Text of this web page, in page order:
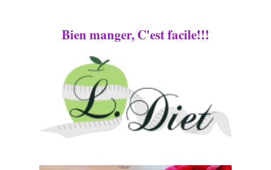
Bien manger, C'est facile!!!